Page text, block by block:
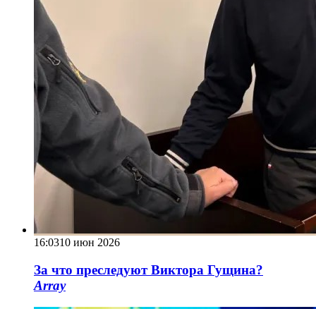
16:0310 июн 2026
За что преследуют Виктора Гущина?
Array